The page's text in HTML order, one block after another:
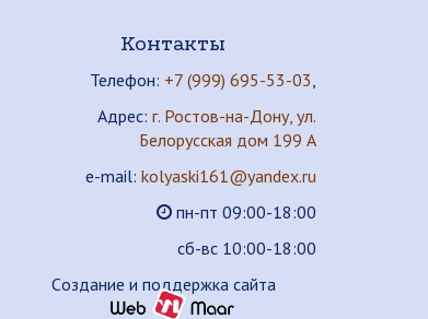
Контакты
Телефон: +7 (999) 695-53-03,
Адрес: г. Ростов-на-Дону, ул.
Белорусская дом 199 А
e-mail: kolyaski161@yandex.ru
пн-пт 09:00-18:00
сб-вс 10:00-18:00
Cоздание и поддержка сайта